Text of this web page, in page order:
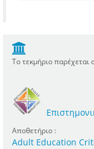
Το τεκμήριο
Αποθετήριο :
Adult Education